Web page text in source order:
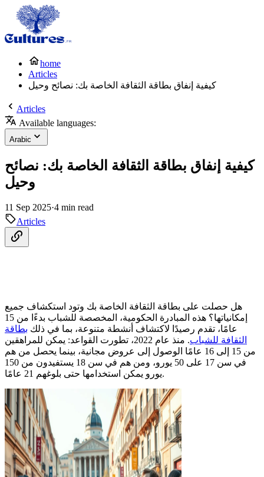
home
Articles
كيفية إنفاق بطاقة الثقافة الخاصة بك: نصائح وحيل
Articles
Available languages:
Arabic
كيفية إنفاق بطاقة الثقافة الخاصة بك: نصائح
وحيل
11 Sep 2025·4 min read
Articles
هل حصلت على بطاقة الثقافة الخاصة بك وتود استكشاف جميع
إمكانياتها؟ هذه المبادرة الحكومية، المخصصة للشباب بدءًا من 15
عامًا، تقدم رصيدًا لاكتشاف أنشطة متنوعة، بما في ذلك بطاقة
الثقافة للشباب
. منذ عام 2022، تطورت القواعد: يمكن للمراهقين
من 15 إلى 16 عامًا الوصول إلى عروض مجانية، بينما يحصل من هم
في سن 17 على 50 يورو، ومن هم في سن 18 يستفيدون من 150
يورو يمكن استخدامها حتى بلوغهم 21 عامًا.